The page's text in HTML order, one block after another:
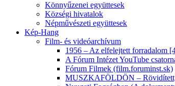
Könnyűzenei együttesek
Községi hivatalok
Népművészeti együttesek
Kép-Hang
Film- és videóarchívum
1956 – Az elfelejtett forradalom
A Fórum Intézet YouTube
Fórum Filmek (film.foruminst.sk)
MUSZKAFÖLDÖN –